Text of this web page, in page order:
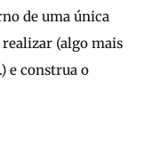
de uma única
(algo mais
e construa o